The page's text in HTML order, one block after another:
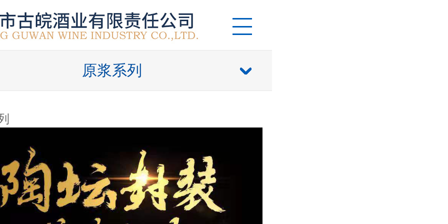
原浆系列